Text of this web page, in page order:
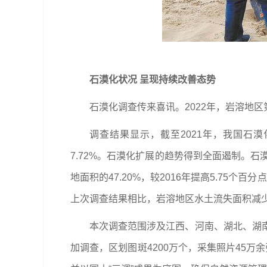
石漠化状况 呈现持续改善态势
石漠化调查传来喜讯。2022年，岩溶地
调查结果显示，截至2021年，我国石
7.72%。石漠化扩展的趋势得到全面遏制。石
地面积的47.20%，较2016年提高5.75个百分
上次调查结果相比，岩溶地区水土流失面积
本次调查范围涉及江西、河南、湖北、
加调查，区划图斑4200万个，采集照片45万